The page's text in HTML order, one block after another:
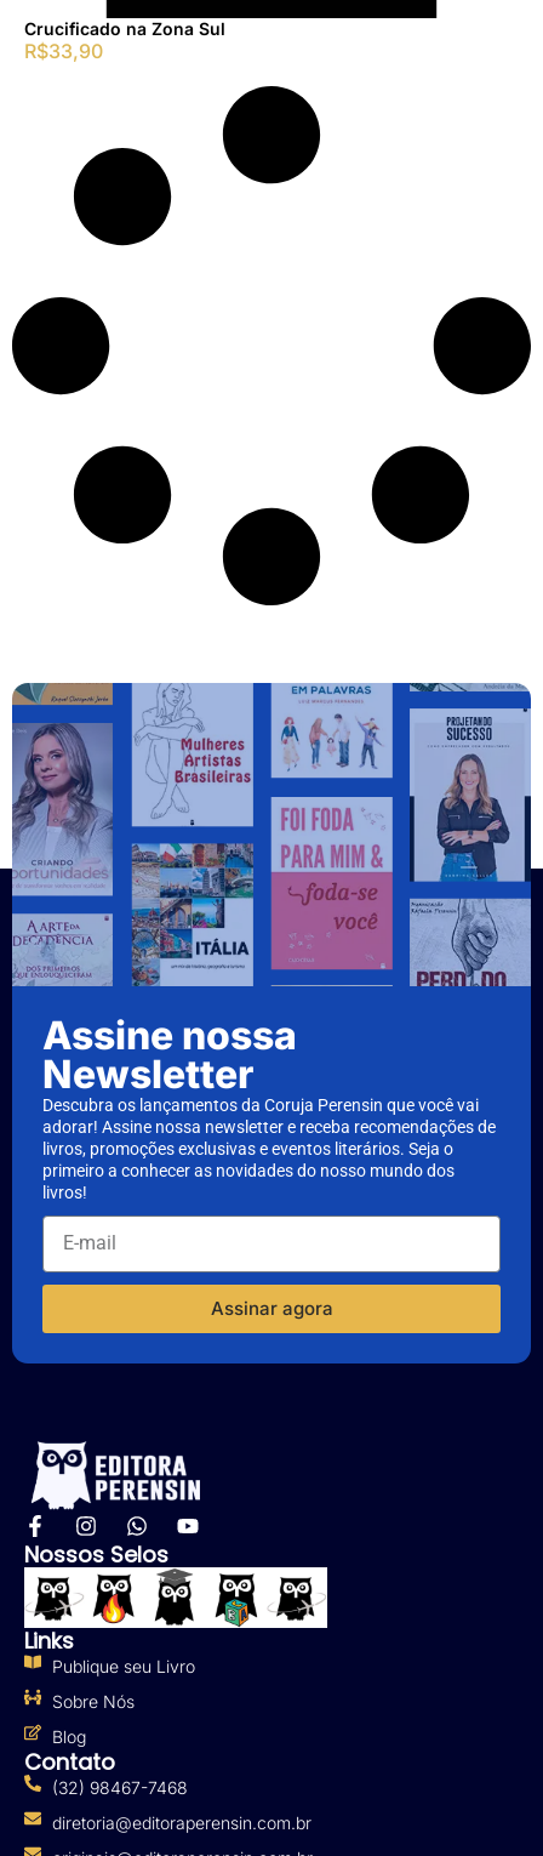
Crucificado na Zona Sul
R$33,90
Assine nossa
Newsletter
Descubra os lançamentos da Coruja Perensin que você vai
adorar! Assine nossa newsletter e receba recomendações de
livros, promoções exclusivas e eventos literários. Seja o
primeiro a conhecer as novidades do nosso mundo dos
livros!
Assinar agora
Nossos Selos
Links
Publique seu Livro
Sobre Nós
Blog
Contato
(32) 98467-7468
diretoria@editoraperensin.com.br